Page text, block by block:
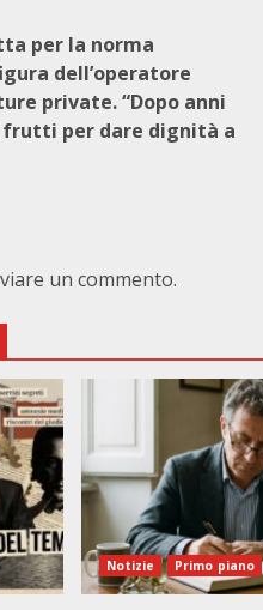
per la norma
dell’operatore
private. “Dopo anni
per dare dignità a
un commento.
Notizie Primo piano